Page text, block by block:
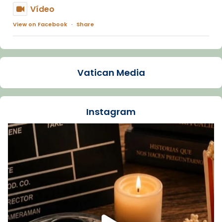
Vídeo
View on Facebook · Share
Arquebisbat de Barcelona
La Carmina va patir depressió. Fa gairebé
dos mesos, a l'Estadi Lluís Companys, la
Recupera l'entrevista comp
Vatican
tican News 👇
www.vaticannews.va/es/iglesia/news/2026-
07/carmina-historia-depresion-papa-viaje-
espana-testimoni...
Foto
View on Facebook · Share
Vatican Media
Instagram